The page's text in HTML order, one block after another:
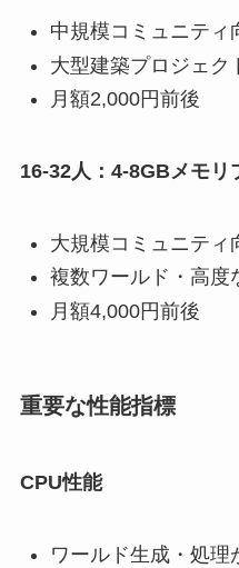
中規模コミュニティ
大型建築プロジェク
月額2,000円前後
16-32人：4-8GBメモリ
大規模コミュニティ
複数ワールド・高度
月額4,000円前後
重要な性能指標
CPU性能
ワールド生成・処理